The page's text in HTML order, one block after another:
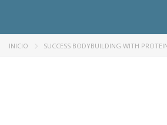
INICIO SUCCESS BODYBUILDING WITH